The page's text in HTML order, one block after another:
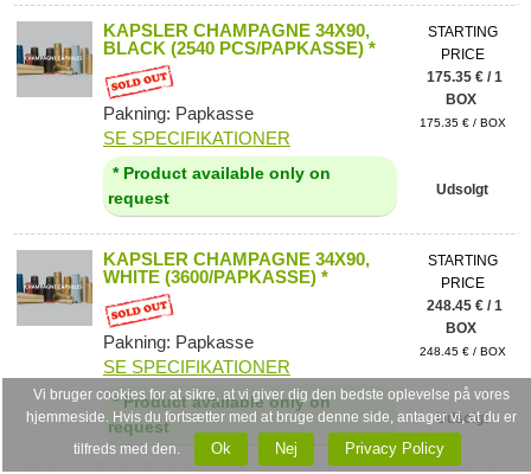
KAPSLER CHAMPAGNE 34X90,
BLACK (2540 PCS/PAPKASSE) *
Pakning: Papkasse
SE SPECIFIKATIONER
* Product available only on
request
STARTING
PRICE
175.35 € / 1
BOX
175.35 € / BOX
Udsolgt
KAPSLER CHAMPAGNE 34X90,
WHITE (3600/PAPKASSE) *
Pakning: Papkasse
SE SPECIFIKATIONER
* Product available only on
request
STARTING
PRICE
248.45 € / 1
BOX
248.45 € / BOX
Udsolgt
Vi bruger cookies for at sikre, at vi giver dig den bedste oplevelse på vores
hjemmeside. Hvis du fortsætter med at bruge denne side, antager vi, at du er
tilfreds med den.
Ok Nej Privacy Policy